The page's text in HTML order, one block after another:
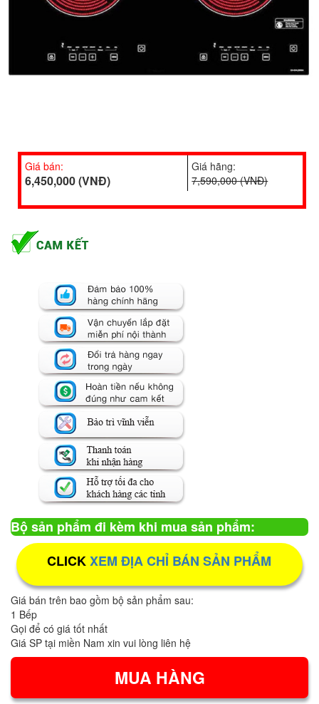
Giá bán:
6,450,000 (VNĐ)
Giá hãng:
7,590,000 (VNĐ)
Bộ sản phẩm đi kèm khi mua sản phẩm:
CLICKXEM ĐỊA CHỈ BÁN SẢN PHẨM
Giá bán trên bao gồm bộ sản phẩm sau:
1 Bếp
Gọi để có giá tốt nhất
Giá SP tại miền Nam xin vui lòng liên hệ